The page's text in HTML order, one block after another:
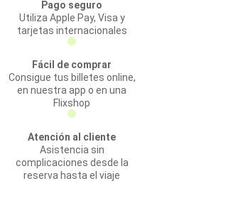
Pago seguro
Utiliza Apple Pay, Visa y
tarjetas internacionales
Fácil de comprar
Consigue tus billetes online,
en nuestra app o en una
Flixshop
Atención al cliente
Asistencia sin
complicaciones desde la
reserva hasta el viaje